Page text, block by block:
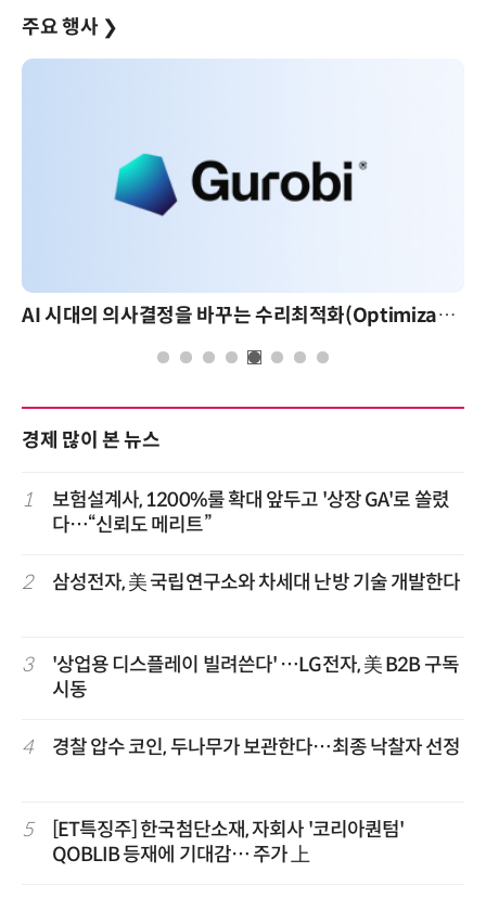
주요 행사 ❯
AI 시대의 의사결정을 바꾸는 수리최적화(Optimization): 실제 산업 적용 사례와 활용 전략
경제 많이 본 뉴스
1
보험설계사, 1200%룰 확대 앞두고 '상장 GA'로 쏠렸
다…“신뢰도 메리트”
2 삼성전자, 美 국립연구소와 차세대 난방 기술 개발한다
3
'상업용 디스플레이 빌려쓴다' …LG전자, 美 B2B 구독
시동
4 경찰 압수 코인, 두나무가 보관한다…최종 낙찰자 선정
5
[ET특징주] 한국첨단소재, 자회사 '코리아퀀텀'
QOBLIB 등재에 기대감… 주가 上